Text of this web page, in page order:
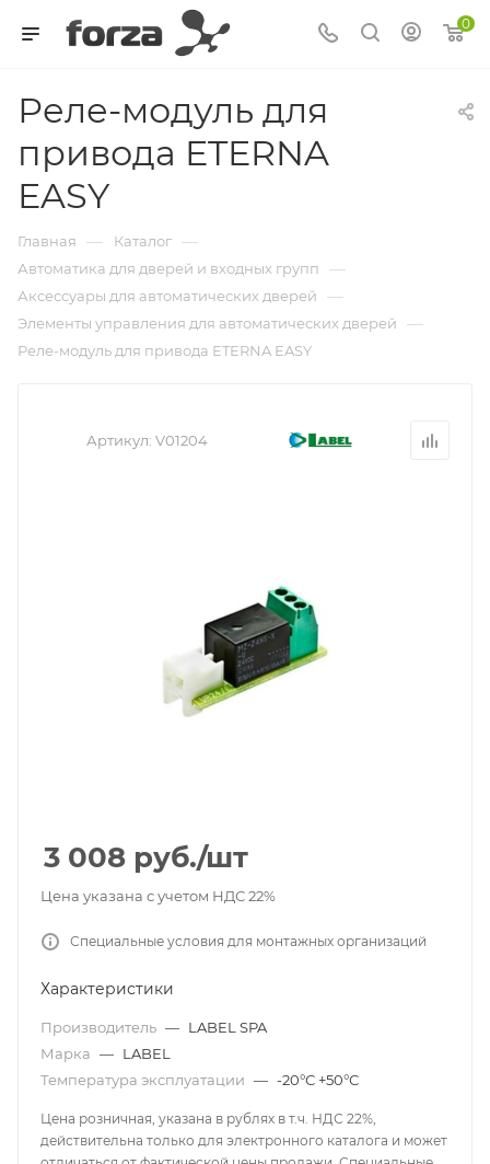
0
Реле-модуль для
привода ETERNA
EASY
Главная — Каталог —
Автоматика для дверей и входных групп —
Аксессуары для автоматических дверей —
Элементы управления для автоматических дверей —
Реле-модуль для привода ETERNA EASY
Артикул: V01204
3 008 руб./шт
Цена указана с учетом НДС 22%
Специальные условия для монтажных организаций
Характеристики
Производитель — LABEL SPA
Марка — LABEL
Температура эксплуатации — -20°С +50°С
Цена розничная, указана в рублях в т.ч. НДС 22%,
действительна только для электронного каталога и может